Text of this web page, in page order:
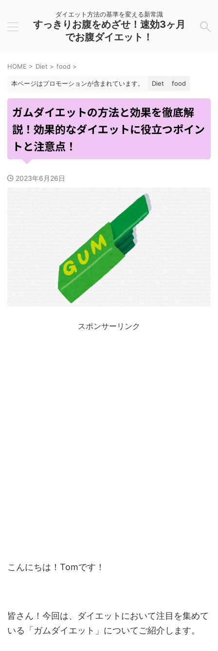
ダイエット方法の基準を変える新常識
すっきりお腹をめざせ！速効3ヶ月
でお腹ダイエット！
HOME > Diet > food >
本ページはプロモーションが含まれています。 Diet food
ガムダイエットの方法と効果を徹底解
説！効果的なダイエットに役立つポイン
トと注意点！
2023年6月26日
スポンサーリンク
こんにちは！Tomです！
皆さん！今回は、ダイエットにおいて注目を集めて
いる「ガムダイエット」についてご紹介します。